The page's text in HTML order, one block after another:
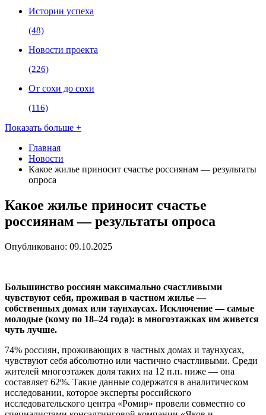
Истории успеха
(48)
Новости проекта
(226)
От сохи до сохи
(116)
Показать больше +
Главная
Новости
Какое жилье приносит счастье россиянам — результаты
опроса
Какое жилье приносит счастье
россиянам — результаты опроса
Опубликовано: 09.10.2025
Большинство россиян максимально счастливыми
чувствуют себя, проживая в частном жилье —
собственных домах или таунхаусах. Исключение — самые
молодые (кому по 18–24 года): в многоэтажках им живется
чуть лучше.
74% россиян, проживающих в частных домах и таунхусах,
чувствуют себя абсолютно или частично счастливыми. Среди
жителей многоэтажек доля таких на 12 п.п. ниже — она
составляет 62%. Такие данные содержатся в аналитическом
исследовании, которое эксперты российского
исследовательского центра «Ромир» провели совместно со